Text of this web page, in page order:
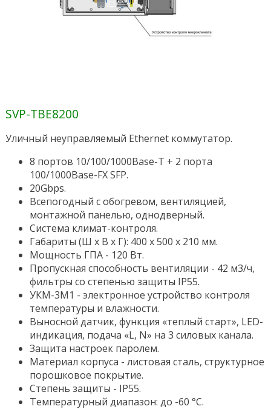
SVP-TBE8200
Уличный неуправляемый Ethernet коммутатор.
8 портов 10/100/1000Base-T + 2 порта
100/1000Base-FX SFP.
20Gbps.
Всепогодный с обогревом, вентиляцией,
монтажной панелью, однодверный.
Система климат-контроля.
Габариты (Ш х В х Г): 400 х 500 х 210 мм.
Мощность ГПА - 120 Вт.
Пропускная способность вентиляции - 42 м3/ч,
фильтры со степенью защиты IP55.
УКМ-3М1 - электронное устройство контроля
температуры и влажности.
Выносной датчик, функция «теплый старт», LED-
индикация, подача «L, N» на 3 силовых канала.
Защита настроек паролем.
Материал корпуса - листовая сталь, структурное
порошковое покрытие.
Степень защиты - IP55.
Температурный диапазон: до -60 °С.